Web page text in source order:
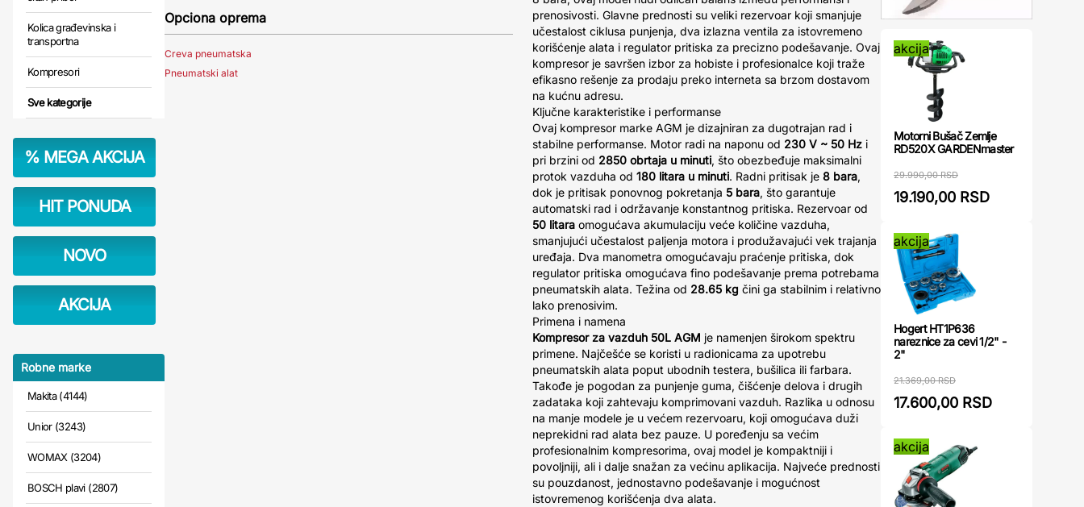
Kolica građevinska i
transportna
Kompresori
Sve kategorije
% MEGA AKCIJA
HIT PONUDA
NOVO
AKCIJA
Robne marke
Makita (4144)
Unior (3243)
WOMAX (3204)
BOSCH plavi (2807)
Opciona oprema
Creva pneumatska
Pneumatski alat
prenosivosti. Glavne prednosti su veliki rezervoar koji smanjuje
učestalost ciklusa punjenja, dva izlazna ventila za istovremeno
korišćenje alata i regulator pritiska za precizno podešavanje. Ovaj
kompresor je savršen izbor za hobiste i profesionalce koji traže
efikasno rešenje za prodaju preko interneta sa brzom dostavom
na kućnu adresu.
Ključne karakteristike i performanse
Ovaj kompresor marke AGM je dizajniran za dugotrajan rad i
stabilne performanse. Motor radi na naponu od 230 V ~ 50 Hz i
pri brzini od 2850 obrtaja u minuti, što obezbeđuje maksimalni
protok vazduha od 180 litara u minuti. Radni pritisak je 8 bara,
dok je pritisak ponovnog pokretanja 5 bara, što garantuje
automatski rad i održavanje konstantnog pritiska. Rezervoar od
50 litara omogućava akumulaciju veće količine vazduha,
smanjujući učestalost paljenja motora i produžavajući vek trajanja
uređaja. Dva manometra omogućavaju praćenje pritiska, dok
regulator pritiska omogućava fino podešavanje prema potrebama
pneumatskih alata. Težina od 28.65 kg čini ga stabilnim i relativno
lako prenosivim.
Primena i namena
Kompresor za vazduh 50L AGM je namenjen širokom spektru
primene. Najčešće se koristi u radionicama za upotrebu
pneumatskih alata poput ubodnih testera, bušilica ili farbara.
Takođe je pogodan za punjenje guma, čišćenje delova i drugih
zadataka koji zahtevaju komprimovani vazduh. Razlika u odnosu
na manje modele je u većem rezervoaru, koji omogućava duži
neprekidni rad alata bez pauze. U poređenju sa većim
profesionalnim kompresorima, ovaj model je kompaktniji i
povoljniji, ali i dalje snažan za većinu aplikacija. Najveće prednosti
su pouzdanost, jednostavno podešavanje i mogućnost
istovremenog korišćenja dva alata.
akcija
Motorni Bušač Zemlje
RD520X GARDENmaster
29.990,00 RSD
19.190,00 RSD
akcija
Hogert HT1P636
nareznice za cevi 1/2" -
2"
21.369,00 RSD
17.600,00 RSD
akcija